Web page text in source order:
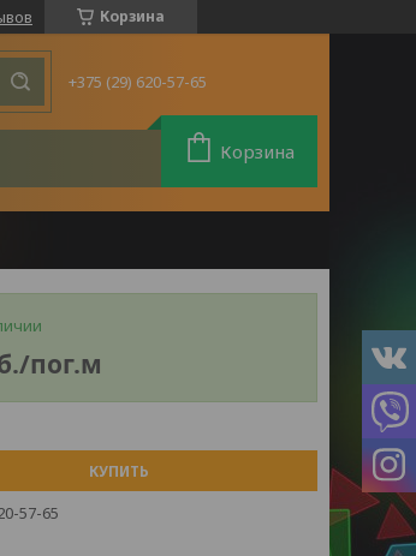
Корзина
+375 (29) 620-57-65
Корзина
/пог.м
КУПИТЬ
57-65